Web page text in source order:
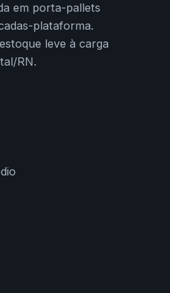
em porta-pallets
plataforma.
leve à carga
RN.